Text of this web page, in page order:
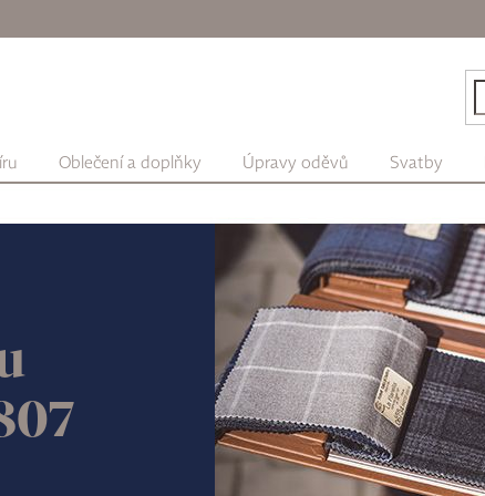
Oblečení a doplňky Úpravy oděvů Svatby